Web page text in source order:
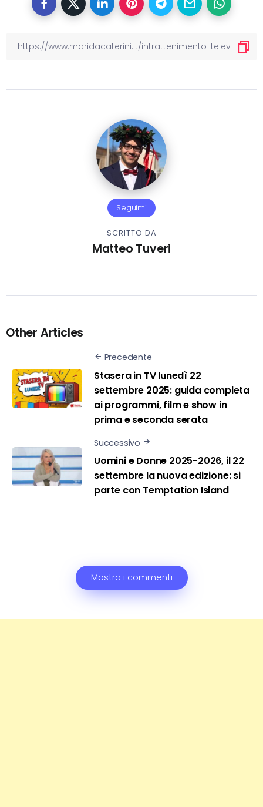
Seguimi
SCRITTO DA
Matteo Tuveri
Other Articles
Precedente
Stasera in TV lunedì 22
settembre 2025: guida completa
ai programmi, film e show in
prima e seconda serata
Successivo
Uomini e Donne 2025-2026, il 22
settembre la nuova edizione: si
parte con Temptation Island
Mostra i commenti